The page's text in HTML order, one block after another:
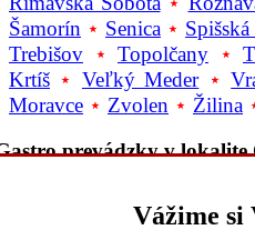
Šamorín ⋆ Senica ⋆
Trebišov ⋆ Topolčany ⋆
Krtíš ⋆ Veľký Meder⋆
Moravce ⋆ Zvolen ⋆ Žilina
prevádzky v
|X Z
Vážime si